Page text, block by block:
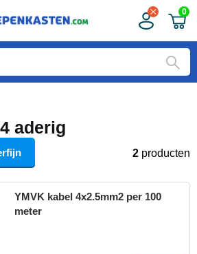
0
aderig
2 producten
YMVK kabel 4x2.5mm2 per 100
meter